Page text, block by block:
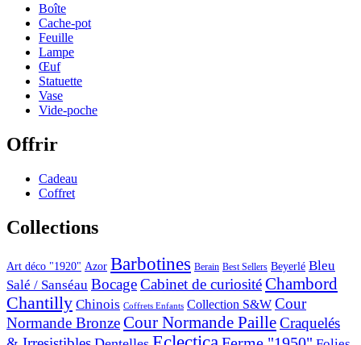
Boîte
Cache-pot
Feuille
Lampe
Œuf
Statuette
Vase
Vide-poche
Offrir
Cadeau
Coffret
Collections
Art déco "1920" Azor Barbotines Berain Best Sellers Beyerlé Bleu
Salé / Sanséau BocageCabinet de curiositéChambord
Chantilly Chinois Coffrets Enfants Collection S&W Cour
Normande BronzeCour Normande PailleCraquelés